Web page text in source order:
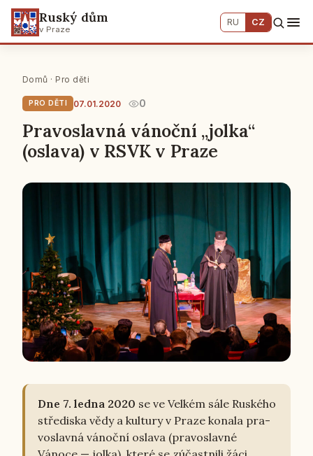
Ruský dům
v Praze
RU CZ
Domů · Pro děti
PRO DĚTI 07.01.2020 0
Pravoslavná vánoční „jolka“
(oslava) v RSVK v Praze
Dne 7. ledna 2020 se ve Velkém sále Rus­ké­ho
stře­dis­ka vědy a kul­tu­ry v Praze konala pra­
voslav­ná vá­noč­ní oslava (pra­voslav­né